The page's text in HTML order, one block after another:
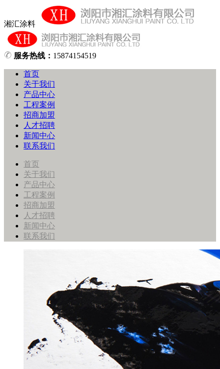
湘汇涂料
服务热线： 15874154519
首页
关于我们
产品中心
工程案例
招商加盟
人才招聘
新闻中心
联系我们
首页
关于我们
产品中心
工程案例
招商加盟
人才招聘
新闻中心
联系我们